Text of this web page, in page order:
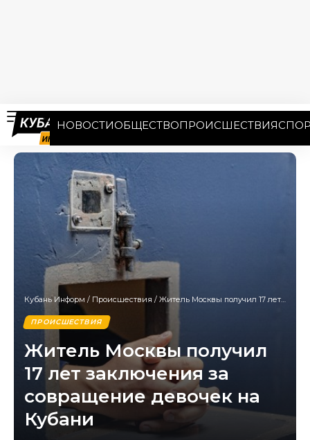
НОВОСТИОБЩЕСТВОПРОИСШЕСТВИЯ
Кубань Информ / Происшествия / Житель Москвы получил 17 лет заключения за совращение девочек на Кубани
ПРОИСШЕСТВИЯ
Житель Москвы получил
17 лет заключения за
совращение девочек на
Кубани